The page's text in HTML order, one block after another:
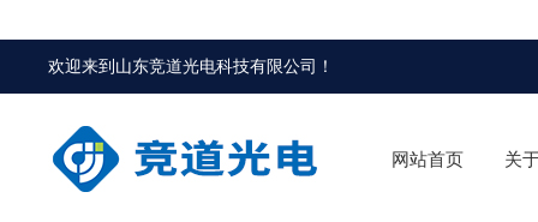
欢迎来到 山东竞道光电科技有限公司 ！
网站首页 关